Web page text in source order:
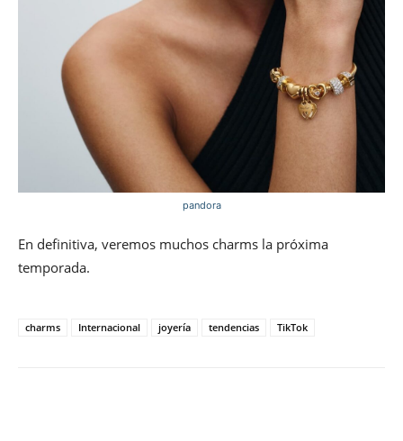
pandora
En definitiva, veremos muchos charms la próxima
temporada.
charms Internacional joyería tendencias TikTok